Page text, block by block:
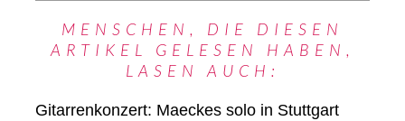
MENSCHEN, DIE DIESEN
ARTIKEL GELESEN HABEN,
LASEN AUCH:
Gitarrenkonzert: Maeckes solo in Stuttgart